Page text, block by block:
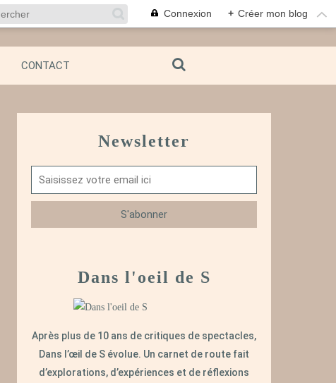
Connexion + Créer mon blog
CONTACT
Newsletter
Dans l'oeil de S
Après plus de 10 ans de critiques de spectacles,
Dans l’œil de S évolue. Un carnet de route fait
d’explorations, d’expériences et de réflexions